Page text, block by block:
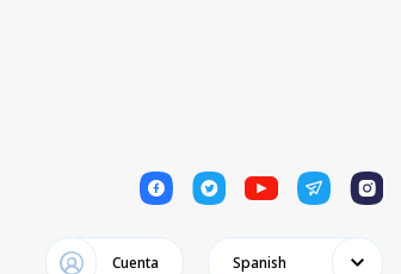
1 1 1 1 1
Cuenta Spanish